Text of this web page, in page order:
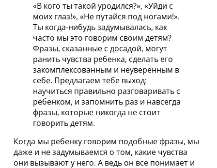
«В кого ты такой уродился?», «Уйди с
моих глаз!», «Не путайся под ногами!».
Ты когда-нибудь задумывалась, как
часто мы это говорим своим детям?
Фразы, сказанные с досадой, могут
ранить чувства ребенка, сделать его
закомплексованным и неуверенным в
себе. Предлагаем тебе выход:
научиться правильно разговаривать с
ребенком, и запомнить раз и навсегда
фразы, которые никогда не стоит
говорить детям.
Когда мы ребенку говорим подобные фразы, мы
даже и не задумываемся о том, какие чувства
они вызывают у него. А ведь он все понимает и